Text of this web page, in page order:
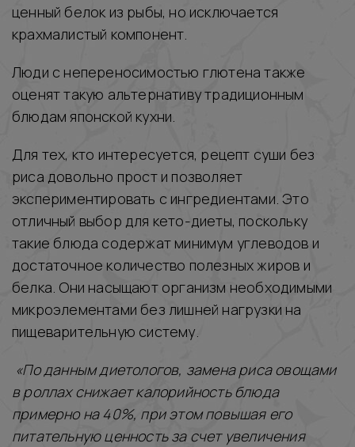
ценный белок из рыбы, но исключается
крахмалистый компонент.
Люди с непереносимостью глютена также
оценят такую альтернативу традиционным
блюдам японской кухни.
Для тех, кто интересуется, рецепт суши без
риса довольно прост и позволяет
экспериментировать с ингредиентами. Это
отличный выбор для кето-диеты, поскольку
такие блюда содержат минимум углеводов и
достаточное количество полезных жиров и
белка. Они насыщают организм необходимыми
микроэлементами без лишней нагрузки на
пищеварительную систему.
«По данным диетологов, замена риса овощами
в роллах снижает калорийность блюда
примерно на 40%, при этом повышая его
питательную ценность за счет увеличения